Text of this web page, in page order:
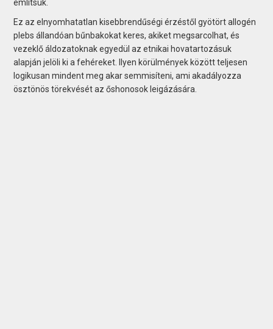
említsük.
Ez az elnyomhatatlan kisebbrendűségi érzéstől gyötört allogén
plebs állandóan bűnbakokat keres, akiket megsarcolhat, és
vezeklő áldozatoknak egyedül az etnikai hovatartozásuk
alapján jelöli ki a fehéreket. Ilyen körülmények között teljesen
logikusan mindent meg akar semmisíteni, ami akadályozza
ösztönös törekvését az őshonosok leigázására.